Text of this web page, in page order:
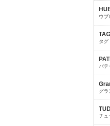
ウブ
タグ
パテ
グラ
チュ